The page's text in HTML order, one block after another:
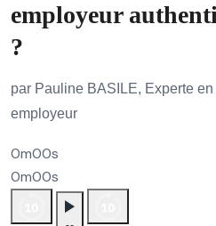
employeur
?
par Pauline BASILE, Experte
employeur
0m00s
0m00s